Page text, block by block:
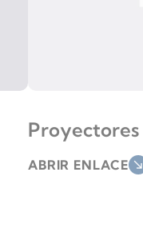
Proyectores
ABRIR ENLACE